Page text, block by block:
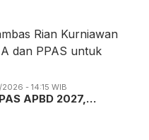
- 14:15 WIB
APBD 2027,…